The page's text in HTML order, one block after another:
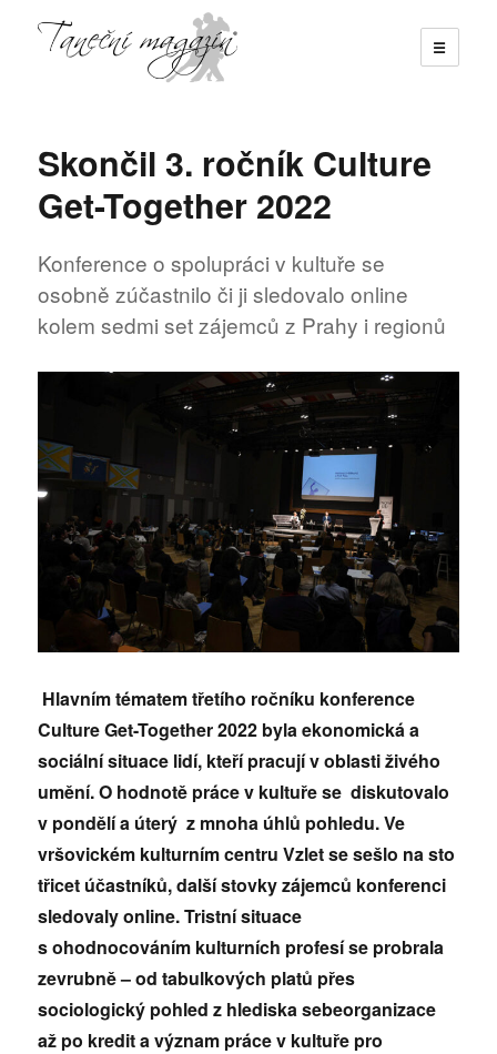
☰
Skončil 3. ročník Culture
Get-Together 2022
Konference o spolupráci v kultuře se
osobně zúčastnilo či ji sledovalo online
kolem sedmi set zájemců z Prahy i regionů
Hlavním tématem třetího ročníku konference
Culture Get-Together 2022 byla ekonomická a
sociální situace lidí, kteří pracují voblasti živého
umění. O hodnotě práce v kultuřese diskutovalo
v pondělí a úterý z mnoha úhlů pohledu. Ve
vršovickém kulturním centru Vzletse sešlo na sto
třicet účastníků, další stovky zájemců konferenci
sledovaly online. Tristní situace
s ohodnocováním kulturních profesí se probrala
zevrubně – od tabulkových platů přes
sociologický pohled z hlediska sebeorganizace
až po kredit a význam práce v kultuře pro